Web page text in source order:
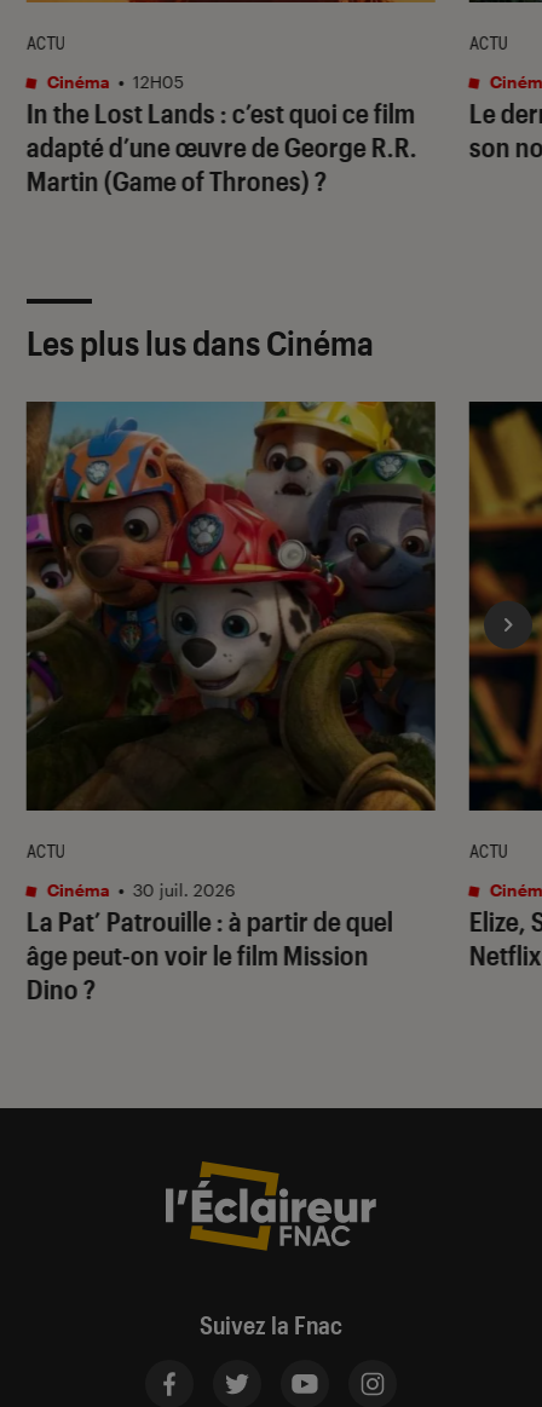
In the Lost Lands : c’est quoi ce film
adapté d’une œuvre de George R.R.
Martin (Game of Thrones) ?
ACTU
Cinéma • 12H05
Le
son
ACTU
Les plus lus dans Cinéma
La Pat’ Patrouille: à partir de quel
âge peut-on voir le film Mission
Dino?
ACTU
Cinéma • 30 juil. 2026
Elize,
ACTU
Suivez la Fnac